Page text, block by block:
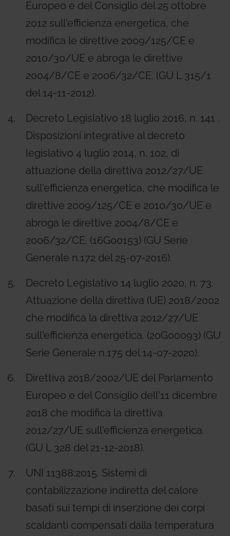
Europeo e del Consiglio del 25 ottobre
2012 sull'efficienza energetica, che
modifica le direttive 2009/125/CE e
2010/30/UE e abroga le direttive
2004/8/CE e 2006/32/CE. (GU L 315/1
del 14-11-2012).
Decreto Legislativo 18 luglio 2016, n. 141 .
Disposizioni integrative al decreto
legislativo 4 luglio 2014, n. 102, di
attuazione della direttiva 2012/27/UE
sull'efficienza energetica, che modifica le
direttive 2009/125/CE e 2010/30/UE e
abroga le direttive 2004/8/CE e
2006/32/CE. (16G00153) (GU Serie
Generale n.172 del 25-07-2016).
Decreto Legislativo 14 luglio 2020, n. 73.
Attuazione della direttiva (UE) 2018/2002
che modifica la direttiva 2012/27/UE
sull'efficienza energetica. (20G00093) (GU
Serie Generale n.175 del 14-07-2020).
Direttiva 2018/2002/UE del Parlamento
Europeo e del Consiglio dell'11 dicembre
2018 che modifica la direttiva
2012/27/UE sull'efficienza energetica.
(GU L 328 del 21-12-2018).
UNI 11388:2015. Sistemi di
contabilizzazione indiretta del calore
basati sui tempi di inserzione dei corpi
scaldanti compensati dalla temperatura